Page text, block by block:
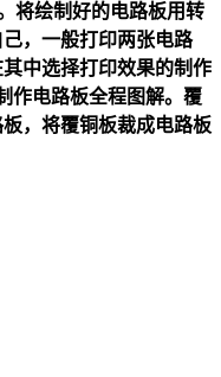
将绘制好的电路板用转
，一般打印两张电路
中选择打印效果的制作
作电路板全程图解。覆
，将覆铜板裁成电路板